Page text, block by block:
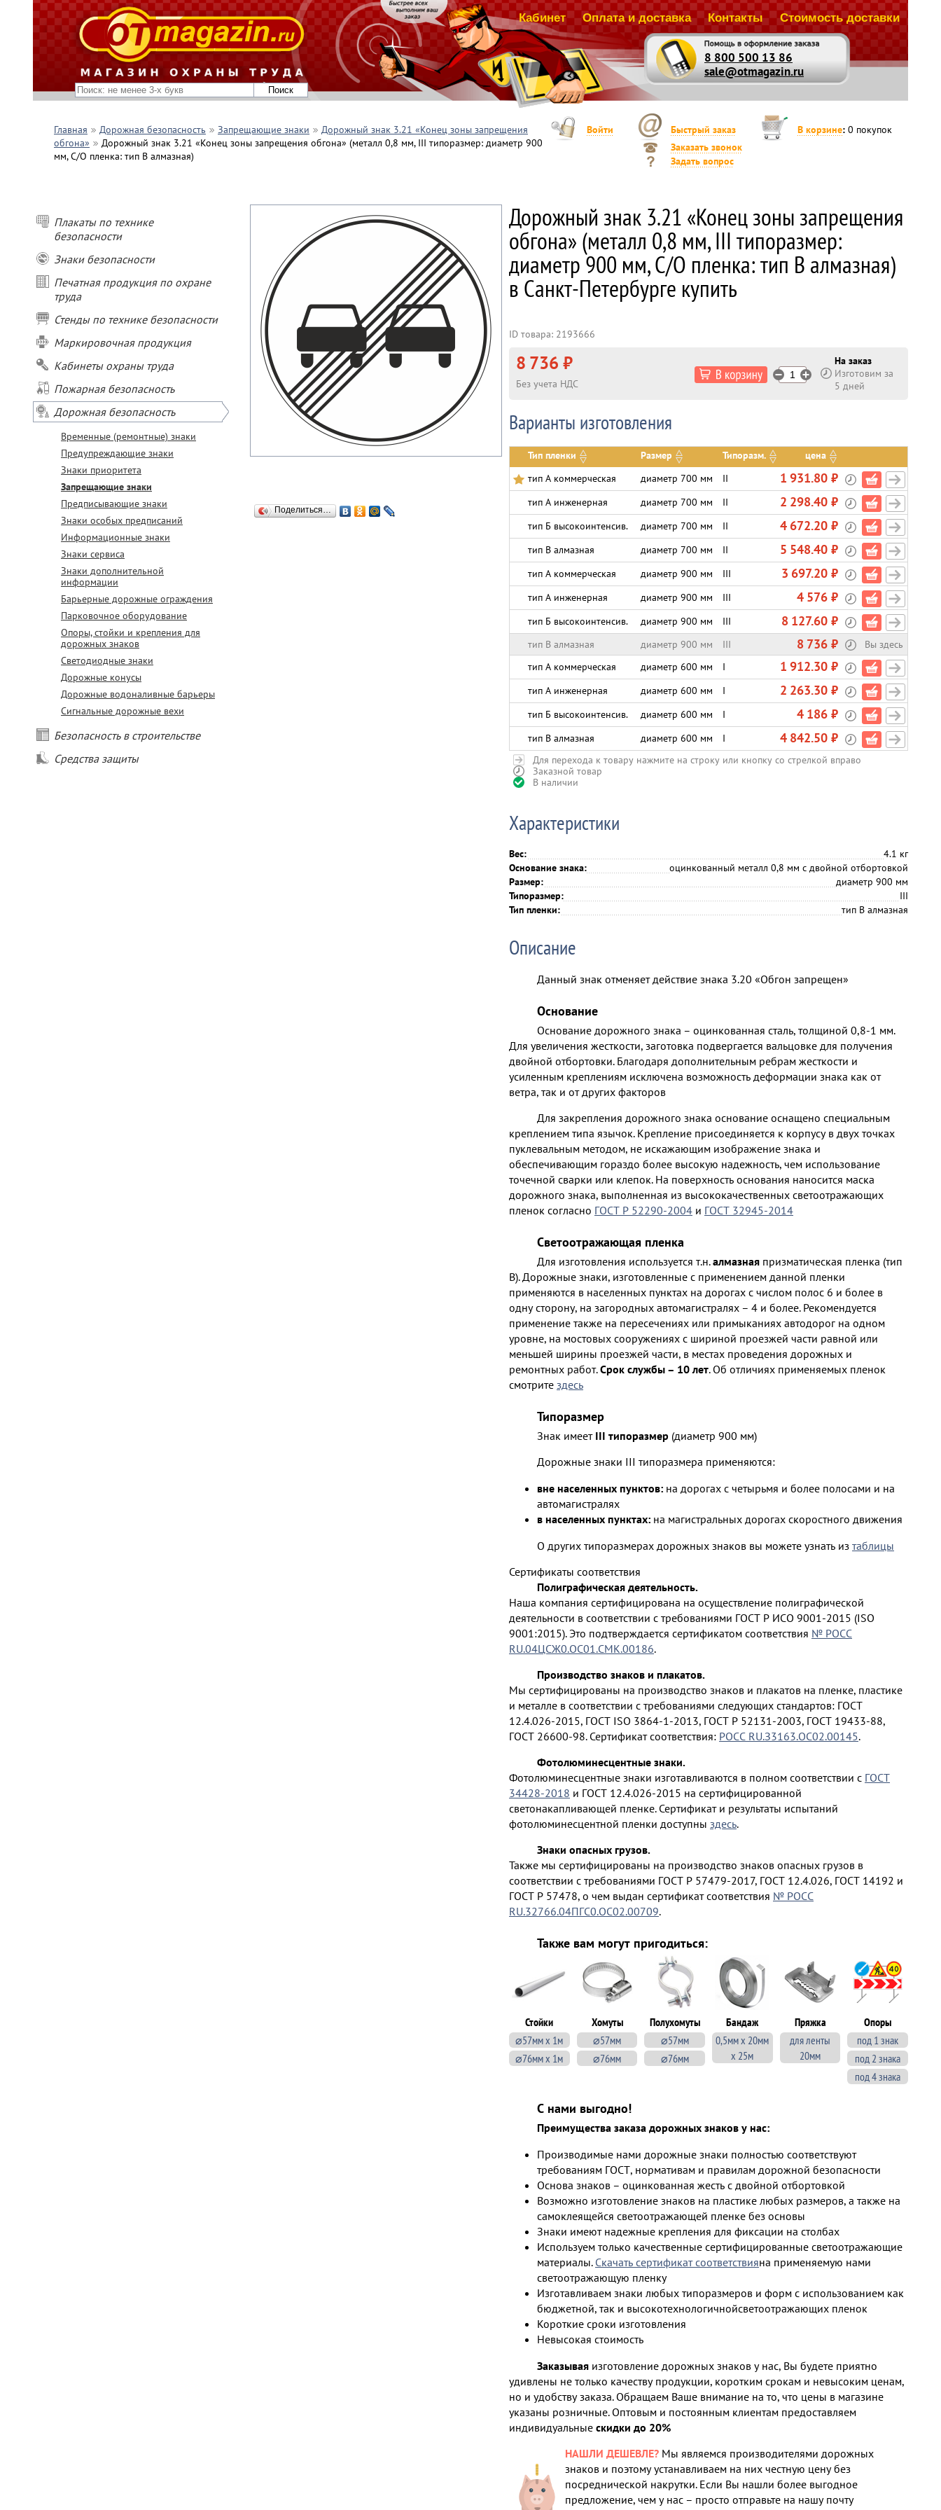
8 800 500 13 86
sale@otmagazin.ru
Кабинет Оплата и доставка Контакты Стоимость доставки
Главная Дорожная безопасность Запрещающие знаки
Дорожный знак 3.21 «Конец зоны запрещения
обгона»
Дорожный знак 3.21 «Конец зоны запрещения обгона» (металл 0,8 мм, III типоразмер: диаметр 900
мм, С/О пленка: тип В алмазная)
Войти Быстрый заказ В корзине: 0 покупок
Заказать звонок
Задать вопрос
Плакаты по технике
безопасности
Знаки безопасности
Печатная продукция по охране
труда
Стенды по технике безопасности
Маркировочная продукция
Кабинеты охраны труда
Пожарная безопасность
Дорожная безопасность
Временные (ремонтные) знаки
Предупреждающие знаки
Знаки приоритета
Запрещающие знаки
Предписывающие знаки
Знаки особых предписаний
Информационные знаки
Знаки сервиса
Знаки дополнительной
информации
Барьерные дорожные ограждения
Парковочное оборудование
Опоры, стойки и крепления для
дорожных знаков
Светодиодные знаки
Дорожные конусы
Дорожные водоналивные барьеры
Сигнальные дорожные вехи
Безопасность в строительстве
Средства защиты
Поделиться…
Дорожный знак 3.21 «Конец зоны запрещения
обгона» (металл 0,8 мм, III типоразмер:
диаметр 900 мм, С/О пленка: тип В алмазная)
в Санкт-Петербурге купить
ID товара: 2193666
8 736 ₽
Без учета НДС
На заказ
Изготовим за
5 дней
Варианты изготовления
Тип пленки Размер Типоразм.
цена
тип А коммерческая
диаметр 700 мм II 1 931.80 ₽
тип А инженерная диаметр 700 мм II 2 298.40 ₽
тип Б высокоинтенсив. диаметр 700 мм II 4 672.20 ₽
тип В алмазная диаметр 700 мм II 5 548.40 ₽
тип А коммерческая диаметр 900 мм III 3 697.20 ₽
тип А инженерная диаметр 900 мм III 4 576 ₽
тип Б высокоинтенсив. диаметр 900 мм III 8 127.60 ₽
тип В алмазная диаметр 900 мм III 8 736 ₽
Вы здесь
тип А коммерческая
диаметр 600 мм I 1 912.30 ₽
тип А инженерная диаметр 600 мм I 2 263.30 ₽
тип Б высокоинтенсив. диаметр 600 мм I 4 186 ₽
тип В алмазная диаметр 600 мм I 4 842.50 ₽
Для перехода к товару нажмите на строку или кнопку со стрелкой вправо
Заказной товар
В наличии
Характеристики
Вес:
4.1 кг
Основание знака:
оцинкованный металл 0,8 мм с двойной отбортовкой
Размер:
диаметр 900 мм
Типоразмер:
III
Тип пленки:
тип В алмазная
Описание
Данный знак отменяет действие знака 3.20 «Обгон запрещен»
Основание
Основание дорожного знака – оцинкованная сталь, толщиной 0,8-1 мм.
Для увеличения жесткости, заготовка подвергается вальцовке для получения
двойной отбортовки. Благодаря дополнительным ребрам жесткости и
усиленным креплениям исключена возможность деформации знака как от
ветра, так и от других факторов
Для закрепления дорожного знака основание оснащено специальным
креплением типа язычок. Крепление присоединяется к корпусу в двух точках
пуклевальным методом, не искажающим изображение знака и
обеспечивающим гораздо более высокую надежность, чем использование
точечной сварки или клепок. На поверхность основания наносится маска
дорожного знака, выполненная из высококачественных светоотражающих
пленок согласно ГОСТ Р 52290-2004 и ГОСТ 32945-2014
Светоотражающая пленка
Для изготовления используется т.н.алмазная призматическая пленка (тип
В). Дорожные знаки, изготовленные с применением данной пленки
применяются в населенных пунктах на дорогах с числом полос 6 и более в
одну сторону, на загородных автомагистралях – 4 и более. Рекомендуется
применение также на пересечениях или примыканиях автодорог на одном
уровне, на мостовых сооружениях с шириной проезжей части равной или
меньшей ширины проезжей части, в местах проведения дорожных и
ремонтных работ.Срок службы – 10 лет. Об отличиях применяемых пленок
смотрите здесь
Типоразмер
Знак имеет III типоразмер (диаметр 900 мм)
Дорожные знаки III типоразмера применяются:
вне населенных пунктов: на дорогах с четырьмя и более полосами и на
автомагистралях
в населенных пунктах: на магистральных дорогах скоростного движения
О других типоразмерах дорожных знаков вы можете узнать из таблицы
Сертификаты соответствия
Полиграфическая деятельность.
Наша компания сертифицирована на осуществление полиграфической
деятельности в соответствии с требованиями ГОСТ Р ИСО 9001-2015 (ISO
9001:2015). Это подтверждается сертификатом соответствия № РОСС
RU.04ЦСЖ0.ОС01.СМК.00186.
Производство знаков и плакатов.
Мы сертифицированы на производство знаков и плакатов на пленке, пластике
и металле в соответствии с требованиями следующих стандартов: ГОСТ
12.4.026-2015, ГОСТ ISO 3864-1-2013, ГОСТ Р 52131-2003, ГОСТ 19433-88,
ГОСТ 26600-98. Сертификат соответствия: РОСС RU.З3163.ОС02.00145.
Фотолюминесцентные знаки.
Фотолюминесцентные знаки изготавливаются в полном соответствии с ГОСТ
34428-2018 и ГОСТ 12.4.026-2015 на сертифицированной
светонакапливающей пленке. Сертификат и результаты испытаний
фотолюминесцентной пленки доступны здесь.
Знаки опасных грузов.
Также мы сертифицированы на производство знаков опасных грузов в
соответствии с требованиями ГОСТ Р 57479-2017, ГОСТ 12.4.026, ГОСТ 14192 и
ГОСТ Р 57478, о чем выдан сертификат соответствия № РОСС
RU.32766.04ПГС0.ОС02.00709.
Также вам могут пригодиться:
Стойки
⌀57мм х 1м
⌀76мм х 1м
Хомуты
⌀57мм
⌀76мм
Полухомуты
⌀57мм
⌀76мм
Бандаж
0,5мм х 20мм
х 25м
Пряжка
для ленты
20мм
Опоры
под 1 знак
под 2 знака
под 4 знака
С нами выгодно!
Преимущества заказа дорожных знаков у нас:
Производимые нами дорожные знаки полностью соответствуют
требованиям ГОСТ, нормативам и правилам дорожной безопасности
Основа знаков – оцинкованная жесть с двойной отбортовкой
Возможно изготовление знаков на пластике любых размеров, а также на
самоклеящейся светоотражающей пленке без основы
Знаки имеют надежные крепления для фиксации на столбах
Используем только качественные сертифицированные светоотражающие
материалы. Скачать сертификат соответствияна применяемую нами
светоотражающую пленку
Изготавливаем знаки любых типоразмеров и форм с использованием как
бюджетной, так и высокотехнологичнойсветоотражающих пленок
Короткие сроки изготовления
Невысокая стоимость
Заказывая изготовление дорожных знаков у нас, Вы будете приятно
удивлены не только качеству продукции, коротким срокам и невысоким ценам,
но и удобству заказа. Обращаем Ваше внимание на то, что цены в магазине
указаны розничные. Оптовым и постоянным клиентам предоставляем
индивидуальные скидки до 20%
НАШЛИ ДЕШЕВЛЕ? Мы являемся производителями дорожных
знаков и поэтому устанавливаем на них честную цену без
посреднической накрутки. Если Вы нашли более выгодное
предложение, чем у нас – просто отправьте на нашу почту